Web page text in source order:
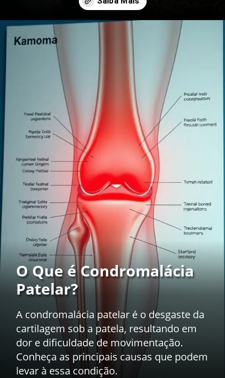
Opening
O Que é Condromalácia
Patelar?
A condromalácia patelar é o desgaste da
cartilagem sob a patela, resultando em
dor e dificuldade de movimentação.
Conheça as principais causas que podem
levar à essa condição.